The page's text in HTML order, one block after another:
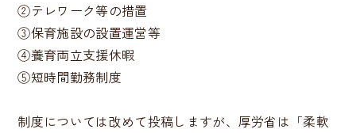
②テレワーク等の措置
③保育施設の設置運営等
④養育両立支援休暇
⑤短時間勤務制度
制度については改めて投稿しますが、厚労省は「柔軟